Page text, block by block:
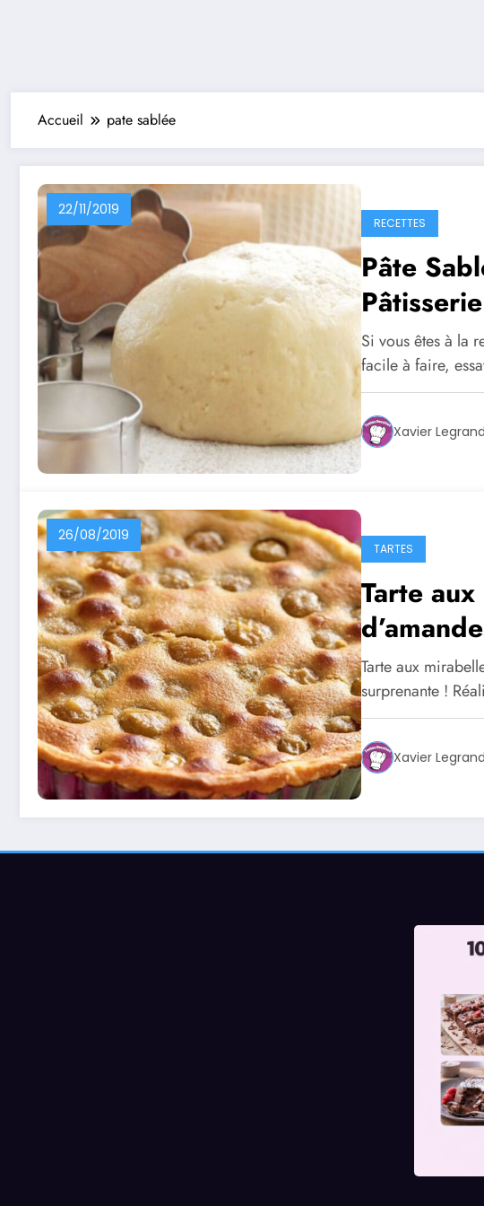
Accueil pate sablée
22/11/2019
RECETTES
Pâte
Pâtisserie
Si vous êtes à la
facile à faire,
Xavier Legrand
26/08/2019
TARTES
Tarte
Tarte aux
surprenante !
Xavier Legrand